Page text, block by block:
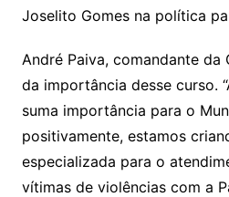
Joselito Gomes na política
André Paiva, comandante da
da importância desse curso.
suma importância para o
positivamente, estamos
especializada para o
vítimas de violências com a